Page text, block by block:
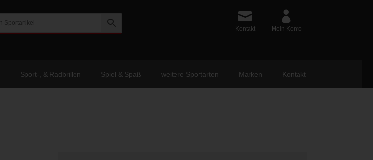
Kontakt Mein Konto
Sport-, & Radbrillen Spiel & Spaß weitere Sportarten Marken Kontakt